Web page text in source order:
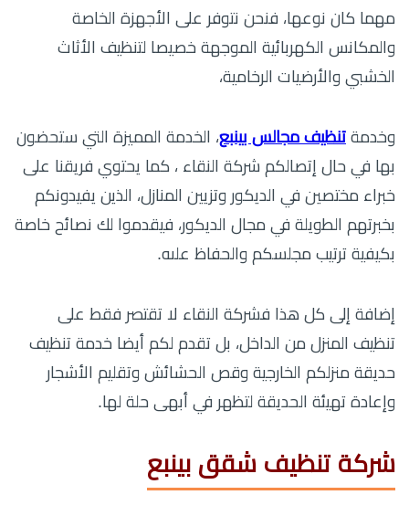
مهما كان نوعها، فنحن نتوفر على الأجهزة الخاصة
والمكانس الكهربائية الموجهة خصيصا لتنظيف الأثاث
الخشبي والأرضيات الرخامية،
وخدمة تنظيف مجالس بينبع، الخدمة المميزة التي ستحضون
بها في حال إتصالكم شركة النقاء ، كما يحتوي فريقنا على
خبراء مختصين في الديكور وتزيين المنازل، الذين يفيدونكم
بخبرتهم الطويلة في مجال الديكور، فيقدموا لك نصائح خاصة
بكيفية ترتيب مجلسكم والحفاظ علىه.
إضافة إلى كل هذا فشركة النقاء لا تقتصر فقط على
تنظيف المنزل من الداخل، بل تقدم لكم أيضا خدمة تنظيف
حديقة منزلكم الخارجية وقص الحشائش وتقليم الأشجار
وإعادة تهيئة الحديقة لتظهر في أبهى حلة لها.
شركة تنظيف شقق بينبع